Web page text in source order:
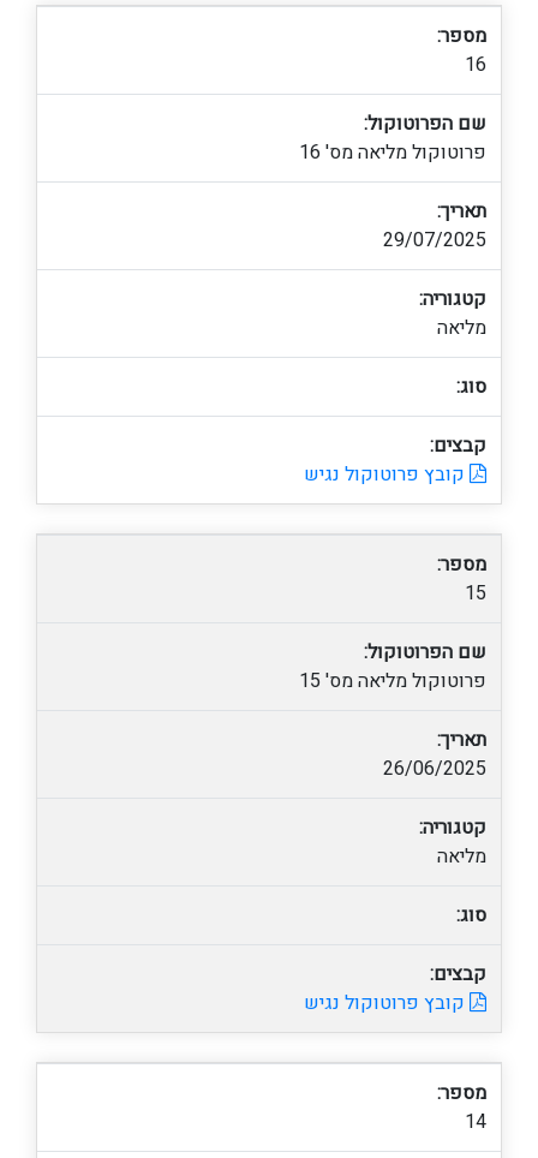
מספר:
16
שם הפרוטוקול:
פרוטוקול מליאה מס' 16
תאריך:
29/07/2025
קטגוריה:
מליאה
סוג:
קבצים:
קובץ פרוטוקול נגיש
מספר:
15
שם הפרוטוקול:
פרוטוקול מליאה מס' 15
תאריך:
26/06/2025
קטגוריה:
מליאה
סוג:
קבצים:
קובץ פרוטוקול נגיש
מספר:
14